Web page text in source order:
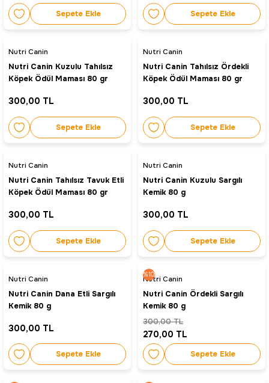
Sepete Ekle Sepete Ekle
Nutri Canin
Nutri Canin Kuzulu Tahılsız
Köpek Ödül Maması 80 gr
300,00 TL
Sepete Ekle
Nutri Canin
Nutri Canin Tahılsız Ördekli
Köpek Ödül Maması 80 gr
300,00 TL
Sepete Ekle
Nutri Canin
Nutri Canin Tahılsız Tavuk Etli
Köpek Ödül Maması 80 gr
300,00 TL
Sepete Ekle
Nutri Canin
Nutri Canin Kuzulu Sargılı
Kemik 80 g
300,00 TL
Sepete Ekle
Nutri Canin
Nutri Canin Dana Etli Sargılı
Kemik 80 g
300,00 TL
Sepete Ekle
%10
Nutri Canin
Nutri Canin Ördekli Sargılı
Kemik 80 g
300,00 TL
270,00 TL
Sepete Ekle